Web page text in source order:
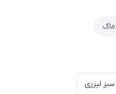
ماگ
سبز لیزری